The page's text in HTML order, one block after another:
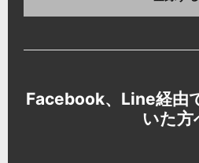
Facebook、Line経由
いた方